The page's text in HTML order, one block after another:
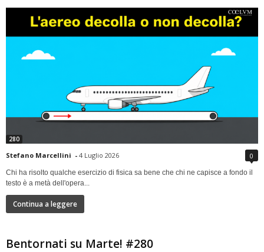
280
Stefano Marcellini - 4 Luglio 2026 0
Chi ha risolto qualche esercizio di fisica sa bene che chi ne capisce a fondo il
testo è a metà dell'opera...
Continua a leggere
Bentornati su Marte! #280